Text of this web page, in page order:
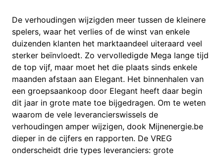
De verhoudingen wijzigden meer tussen de kleinere
spelers, waar het verlies of de winst van enkele
duizenden klanten het marktaandeel uiteraard veel
sterker beïnvloedt. Zo vervolledigde Mega lange tijd
de top vijf, maar moet het die plaats sinds enkele
maanden afstaan aan Elegant. Het binnenhalen van
een groepsaankoop door Elegant heeft daar begin
dit jaar in grote mate toe bijgedragen. Om te weten
waarom de vele leverancierswissels de
verhoudingen amper wijzigen, dook Mijnenergie.be
dieper in de cijfers en rapporten. De VREG
onderscheidt drie types leveranciers: grote